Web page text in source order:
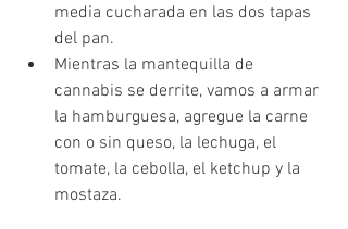
media cucharada en las dos tapas
del pan.
Mientras la mantequilla de
cannabis se derrite, vamos a armar
la hamburguesa, agregue la carne
con o sin queso, la lechuga, el
tomate, la cebolla, el ketchup y la
mostaza.